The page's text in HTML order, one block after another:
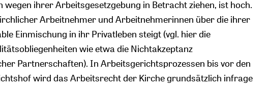
wegen ihrer Arbeitsgesetzgebung in Betracht ziehen, ist hoch.
Arbeitnehmer und Arbeitnehmerinnen über die ihrer
Einmischung in ihr Privatleben steigt (vgl. hier die
wie etwa die Nichtakzeptanz
Partnerschaften). In Arbeitsgerichtsprozessen bis vor den
wird das Arbeitsrecht der Kirche grundsätzlich infrage